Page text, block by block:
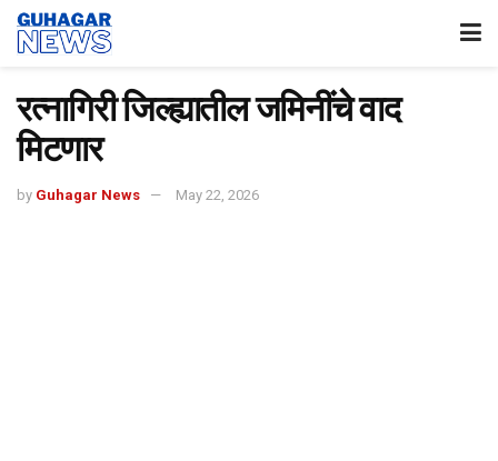
रत्नागिरी जिल्ह्यातील जमिनींचे वाद
मिटणार
by Guhagar News May 22, 2026